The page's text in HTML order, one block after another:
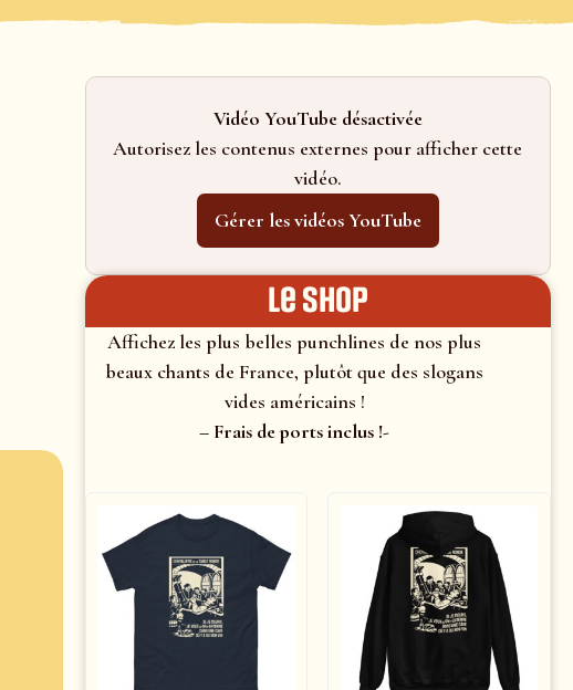
Vidéo YouTube désactivée
Autorisez les contenus externes pour afficher cette
vidéo.
Gérer les vidéos YouTube
le shop
Affichez les plus belles punchlines de nos plus
beaux chants de France, plutôt que des slogans
vides américains !
– Frais de ports inclus !-